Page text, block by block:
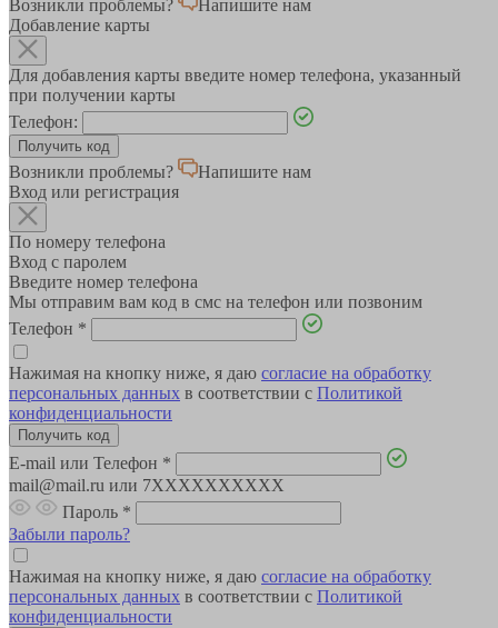
Возникли проблемы?
Напишите нам
Добавление карты
Для добавления карты введите номер телефона, указанный
при получении карты
Телефон:
Возникли проблемы?
Напишите нам
Вход или регистрация
По номеру телефона
Вход с паролем
Введите номер телефона
Мы отправим вам код в смс на телефон или позвоним
Телефон *
Нажимая на кнопку ниже, я даю согласие на обработку
персональных данных в соответствии с Политикой
конфиденциальности
E-mail или Телефон *
mail@mail.ru или 7XXXXXXXXXX
Пароль *
Забыли пароль?
Нажимая на кнопку ниже, я даю согласие на обработку
персональных данных в соответствии с Политикой
конфиденциальности